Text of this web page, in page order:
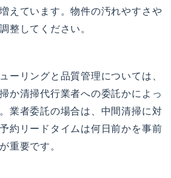
えています。物件の汚れやすさや
整してください。
ーリングと品質管理については、
か清掃代行業者への委託かによっ
業者委託の場合は、中間清掃に対
約リードタイムは何日前かを事前
重要です。